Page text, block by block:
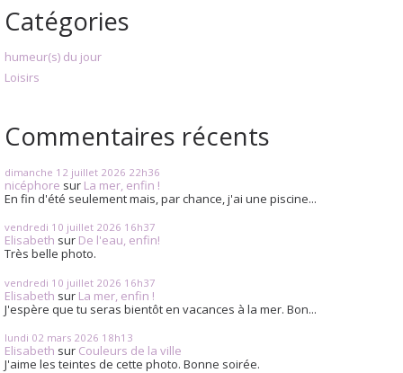
Catégories
humeur(s) du jour
Loisirs
Commentaires récents
dimanche 12 juillet 2026 22h36
nicéphore sur La mer, enfin !
En fin d'été seulement mais, par chance, j'ai une piscine...
vendredi 10 juillet 2026 16h37
Elisabeth sur De l'eau, enfin!
Très belle photo.
vendredi 10 juillet 2026 16h37
Elisabeth sur La mer, enfin !
J'espère que tu seras bientôt en vacances à la mer. Bon...
lundi 02 mars 2026 18h13
Elisabeth sur Couleurs de la ville
J'aime les teintes de cette photo. Bonne soirée.